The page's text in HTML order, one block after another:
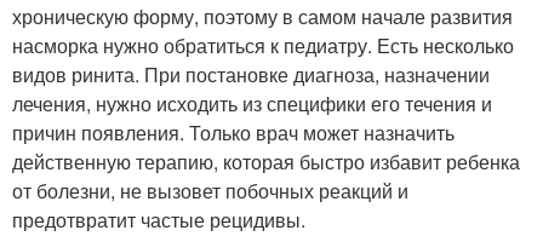
хроническую форму, поэтому в самом начале развития
насморка нужно обратиться к педиатру. Есть несколько
видов ринита. При постановке диагноза, назначении
лечения, нужно исходить из специфики его течения и
причин появления. Только врач может назначить
действенную терапию, которая быстро избавит ребенка
от болезни, не вызовет побочных реакций и
предотвратит частые рецидивы.